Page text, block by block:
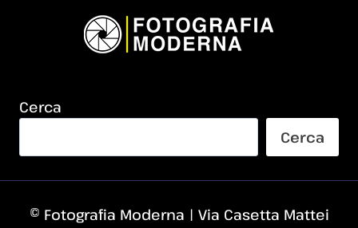
Cerca
Cerca
© Fotografia Moderna | Via Casetta Mattei